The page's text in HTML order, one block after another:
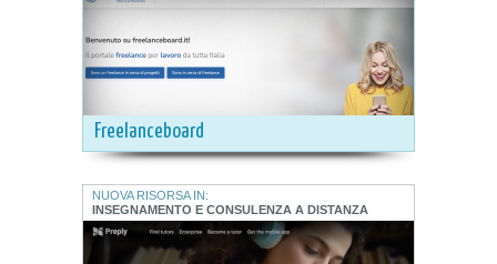
Freelanceboard
NUOVA RISORSA IN:
INSEGNAMENTO E CONSULENZA A DISTANZA